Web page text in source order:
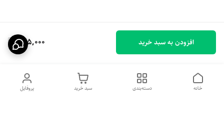
225,000 افزودن به سبد خرید
پروفایل سبد خرید دسته‌بندی خانه